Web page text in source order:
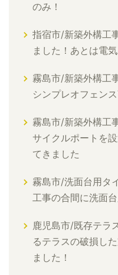
のみ！
指宿市/新築外構工
ました！あとは電
霧島市/新築外構工
シンプレオフェン
霧島市/新築外構工
サイクルポートを
てきました
霧島市/洗面台用タ
工事の合間に洗面
鹿児島市/既存テラ
るテラスの破損し
ました！